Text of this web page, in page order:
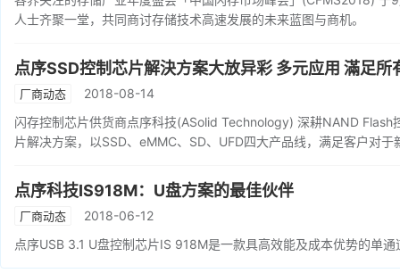
人士齐聚一堂，共同商讨存储技术高速发展的未来蓝图与商机。
点序SSD控制芯片解決方案大放异彩 多元应用 滿足所
厂商动态
2018-08-14
闪存控制芯片供货商点序科技(ASolid Technology) 深耕NAND
片解决方案，以SSD、eMMC、SD、UFD四大产品线，满足客户对
点序科技IS918M：U盘方案的最佳伙伴
厂商动态
2018-06-12
点序USB 3.1 U盘控制芯片IS 918M是一款具高效能及成本优势的单